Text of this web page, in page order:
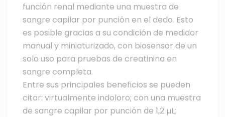
función renal mediante una muestra de
sangre capilar por punción en el dedo. Esto
es posible gracias a su condición de medidor
manual y miniaturizado, con biosensor de un
solo uso para pruebas de creatinina en
sangre completa.
Entre sus principales beneficios se pueden
citar: virtualmente indoloro; con una muestra
de sangre capilar por punción de 1,2 µL;